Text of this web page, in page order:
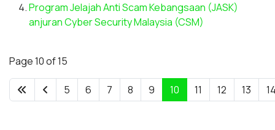
Program Jelajah Anti Scam Kebangsaan (JASK)
anjuran Cyber Security Malaysia (CSM)
Page 10 of 15
5 6 7 8 9 10 11 12 13